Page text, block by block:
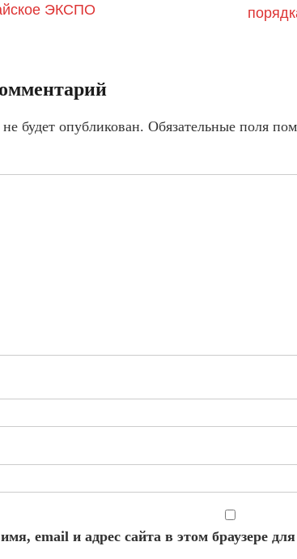
ЭКСПО
будет опубликован. Обязательные поля
email и адрес сайта в этом браузере